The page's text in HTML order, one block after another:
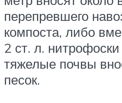
перепревшего
компоста, либо
2 ст. л.
тяжелые почвы
песок.